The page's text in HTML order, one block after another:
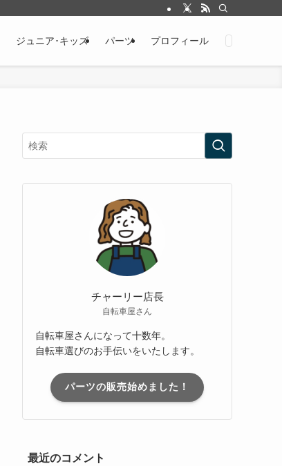
ジュニア･キッズ パーツ プロフィール
チャーリー店長
自転車屋さん
自転車屋さんになって十数年。
自転車選びのお手伝いをいたします。
パーツの販売始めました！
最近のコメント